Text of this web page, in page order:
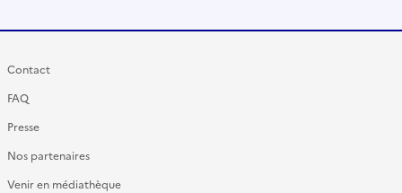
Contact
FAQ
Presse
Nos partenaires
Venir en médiathèque